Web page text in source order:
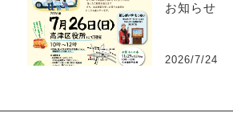
お知らせ
2026/7/24